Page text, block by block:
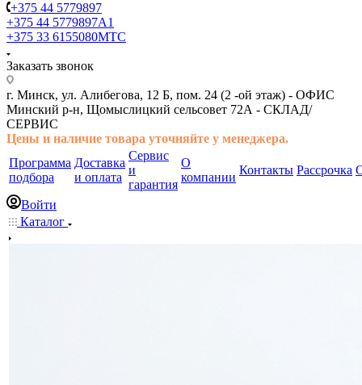
+375 44 5779897
+375 44 5779897A1
+375 33 6155080МТС
Заказать звонок
г. Минск, ул. Алибегова, 12 Б, пом. 24 (2 -ой этаж) - ОФИС
Минский р-н, Щомыслицкий сельсовет 72А - СКЛАД/
СЕРВИС
Цены и наличие товара уточняйте у менеджера.
Программа
подбора
Доставка
и оплата
Сервис
и
гарантия
О
компании
Контакты Рассрочка
Войти
Каталог